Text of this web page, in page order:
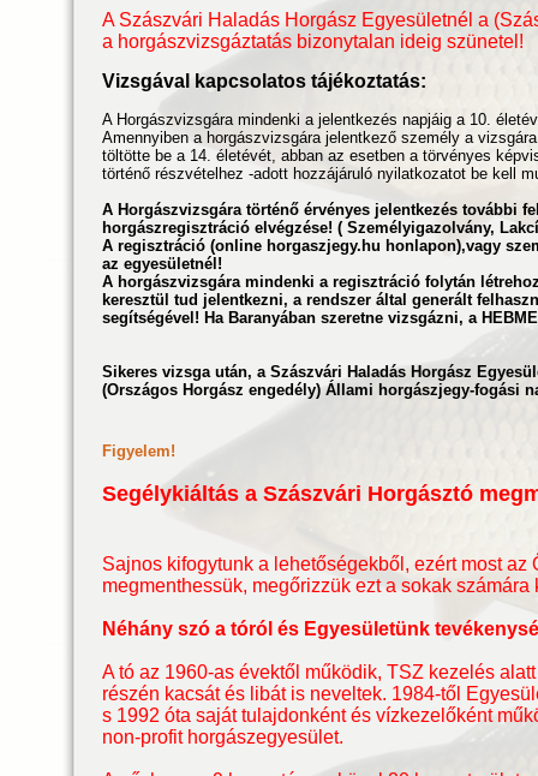
A Szászvári Haladás Horgász Egyesületnél a
a horgászvizsgáztatás bizonytalan ideig szünetel!
Vizsgával kapcsolatos tájékoztatás:
A Horgászvizsgára mindenki a jelentkezés napjáig a 10.
Amennyiben a horgászvizsgára jelentkező személy a
töltötte be a 14. életévét, abban az esetben a törvényes
történő részvételhez -adott hozzájáruló nyilatkozatot be kell
A Horgászvizsgára történő érvényes jelentkezés további
horgászregisztráció elvégzése! ( Személyigazolvány,
A regisztráció (online horgaszjegy.hu honlapon),vagy
az egyesületnél!
A horgászvizsgára mindenki a regisztráció folytán
keresztül tud jelentkezni, a rendszer által generált
segítségével! Ha Baranyában szeretne vizsgázni, a
Sikeres vizsga után, a Szászvári Haladás Horgász
(Országos Horgász engedély) Állami horgászjegy-fogási
Figyelem!
Segélykiáltás a Szászvári Horgásztó
Sajnos kifogytunk a lehetőségekből, ezért most az
megmenthessük, megőrizzük ezt a sokak számára
Néhány szó a tóról és Egyesületünk
A tó az 1960-as évektől működik, TSZ kezelés
részén kacsát és libát is neveltek. 1984-től
s 1992 óta saját tulajdonként és vízkezelőként
non-profit horgászegyesület.